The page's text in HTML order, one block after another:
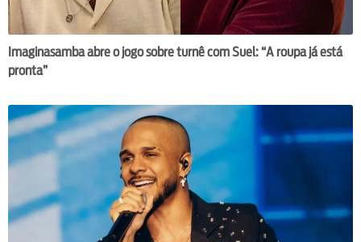
Imaginasamba abre o jogo sobre turnê com Suel: “A roupa já está
pronta”